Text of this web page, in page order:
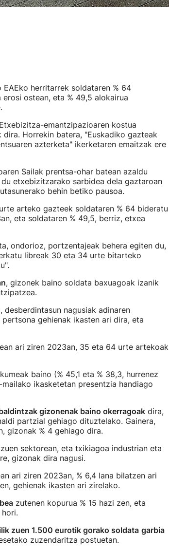
herritarrek soldataren % 64
ostean, eta % 49,5 alokairua
emantzipazioaren kostua
Horrekin batera, "Euskadiko gazteak
azterketa" ikerketaren emaitzak ere
Sailak prentsa-ohar batean azaldu
etxebizitzarako sarbidea dela gaztaroan
behin betiko pausoa.
arteko gazteek soldataren % 64 bideratu
eta soldataren % 49,5, berriz, etxea
ondorioz, portzentajeak behera egiten du,
libreak 30 eta 34 urte bitarteko
, gizonek baino soldata baxuagoak izanik
nagusiak adinaren
gehienak ikasten ari dira, eta
ari ziren 2023an, 35 eta 64 urte artekoak
baino (% 45,1 eta % 38,3, hurrenez
ikasketetan presentzia handiago
gizonenak baino okerragoakdira,
partzial gehiago dituztelako. Gainera,
gizonak % 4 gehiago dira.
sektorean, eta txikiagoa industrian eta
gizonak dira nagusi.
ari ziren 2023an, % 6,4 lana bilatzen ari
gehienak ikasten ari zirelako.
zutenen kopurua % 15 hazi zen, eta
zuen 1.500 eurotik gorako soldata garbia
zuzendaritza postuetan.